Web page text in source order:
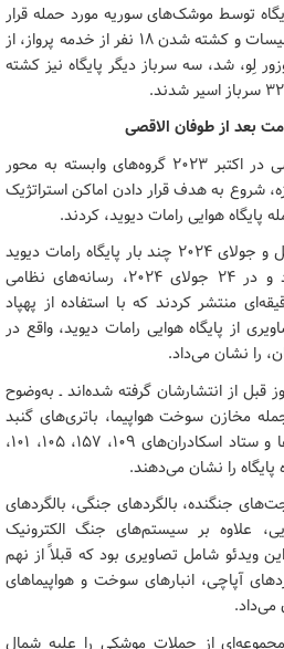
۱۹۷۳، این پایگاه توسط موشک‌های سوریه مورد حمله قرار
گرفت که منجر به خسارت به تأسیسات و کشته شدن ۱۸ نفر از خدمه پرواز، از
لِو، شد، سه سرباز دیگر پایگاه نیز کشته
بعد از طوفان الاقصی
اما بعد از آغاز نبرد طوفان الاقصی در اکتبر ۲۰۲۳ گروه‌های وابسته به محور
شروع به هدف قرار دادن اماکن استراتژیک
پایگاه هوایی رامات دیوید، کردند.
مقاومت اسلامی عراق در ماه آوریل و جولای ۲۰۲۴ چند بار پایگاه رامات دیوید
را هدف حملات پهپادی قرار داد و در ۲۴ جولای ۲۰۲۴، رسانه‌های نظامی
منتشر کردند که با استفاده از پهپاد
از پایگاه هوایی رامات دیوید، واقع در
قبل از انتشارشان گرفته شده‌اند ـ به‌وضوح
مخازن سوخت هواپیما، باتری‌های گنبد
آهنین، انبارهای مهمات، آشیانه‌ها و ستاد اسکادران‌های ۱۰۹، ۱۵۷، ۱۰۵، ۱۰۱،
جنگنده، بالگردهای جنگی، بالگردهای
علاوه بر سیستم‌های جنگ الکترونیک
ویدئو شامل تصاویری بود که قبلاً از نهم
آپاچی، انبارهای سوخت و هواپیماهای
می‌داد.
۲۰۲۴ حزب‌الله مجموعه‌ای از حملات موشکی را علیه شمال